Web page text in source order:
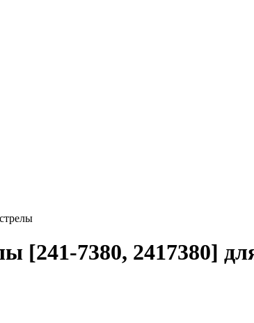
[241-7380, 2417380]